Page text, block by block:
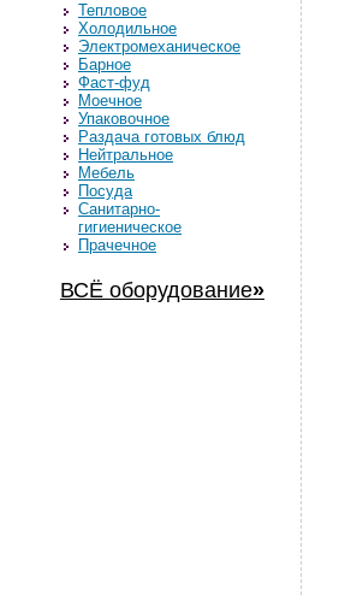
Тепловое
Холодильное
Электромеханическое
Барное
Фаст-фуд
Моечное
Упаковочное
Раздача готовых блюд
Нейтральное
Мебель
Посуда
Санитарно-
гигиеническое
Прачечное
ВСЁ оборудование»